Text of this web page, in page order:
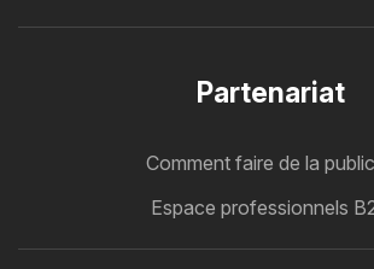
Partenariat
Comment faire de la
Espace professionnels